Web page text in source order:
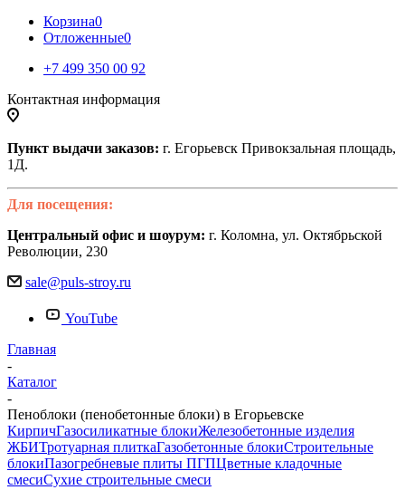
Корзина0
Отложенные0
+7 499 350 00 92
Контактная информация
Пункт выдачи заказов: г. Егорьевск Привокзальная площадь,
1Д.
Для посещения:
Центральный офис и шоурум: г. Коломна, ул. Октябрьской
Революции, 230
sale@puls-stroy.ru
YouTube
Главная
-
Каталог
-
Пеноблоки (пенобетонные блоки) в Егорьевске
КирпичГазосиликатные блокиЖелезобетонные изделия
ЖБИТротуарная плиткаГазобетонные блокиСтроительные
блокиПазогребневые плиты ПГПЦветные кладочные
смесиСухие строительные смеси